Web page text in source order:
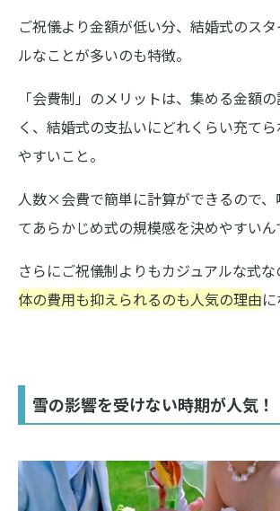
ご祝儀より金額が低い分、結婚式のス
ルなことが多いのも特徴。
「会費制」のメリットは、集める金額
く、結婚式の支払いにどれくらい充て
やすいこと。
人数×会費で簡単に計算ができるので、
てあらかじめ式の規模感を決めやすいん
さらにご祝儀制よりもカジュアルな式な
体の費用も抑えられるのも人気の理由
雪の影響を受けない時期が人気！